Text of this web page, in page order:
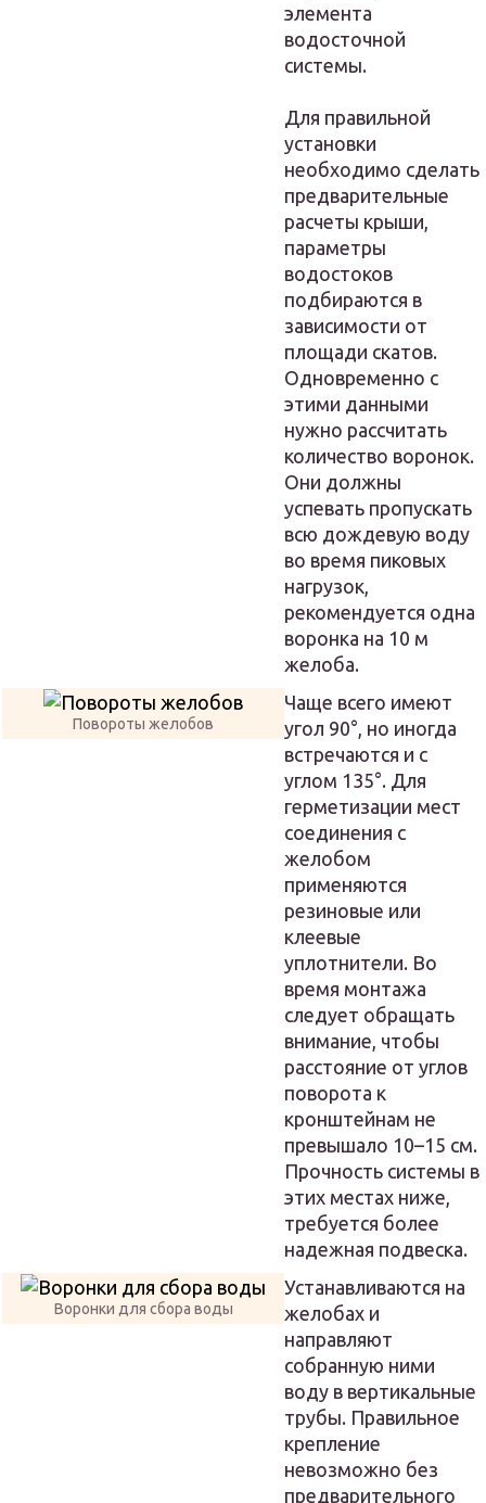
элемента
водосточной
системы.
Для правильной
установки
необходимо сделать
предварительные
расчеты крыши,
параметры
водостоков
подбираются в
зависимости от
площади скатов.
Одновременно с
этими данными
нужно рассчитать
количество воронок.
Они должны
успевать пропускать
всю дождевую воду
во время пиковых
нагрузок,
рекомендуется одна
воронка на 10 м
желоба.
Повороты желобов
Чаще всего имеют
угол 90°, но иногда
встречаются и с
углом 135°. Для
герметизации мест
соединения с
желобом
применяются
резиновые или
клеевые
уплотнители. Во
время монтажа
следует обращать
внимание, чтобы
расстояние от углов
поворота к
кронштейнам не
превышало 10–15 см.
Прочность системы в
этих местах ниже,
требуется более
надежная подвеска.
Воронки для сбора воды
Устанавливаются на
желобах и
направляют
собранную ними
воду в вертикальные
трубы. Правильное
крепление
невозможно без
предварительного